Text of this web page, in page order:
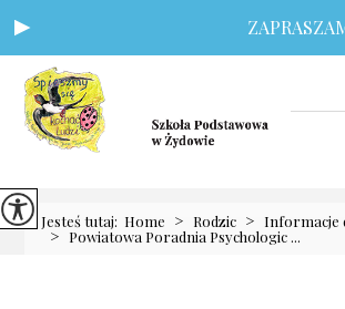
Jesteś tutaj: Home > Rodzic > Informacje
> Powiatowa Poradnia Psychologic ...